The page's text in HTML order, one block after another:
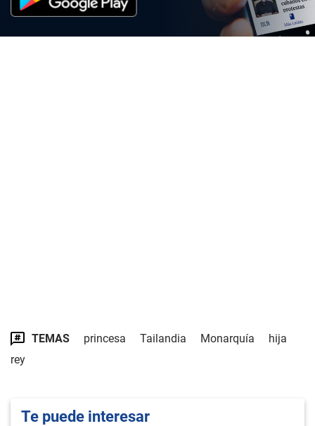
TEMAS princesa Tailandia Monarquía
hija
rey
Te puede interesar